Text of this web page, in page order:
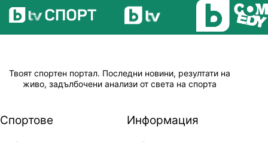
Твоят спортен портал. Последни новини, резултати на
живо, задълбочени анализи от света на спорта
Спортове Информация